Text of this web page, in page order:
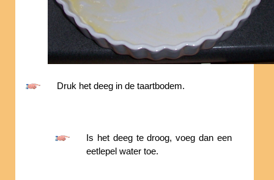
Druk het deeg in de taartbodem.
Is het deeg te droog, voeg dan een
eetlepel water toe.